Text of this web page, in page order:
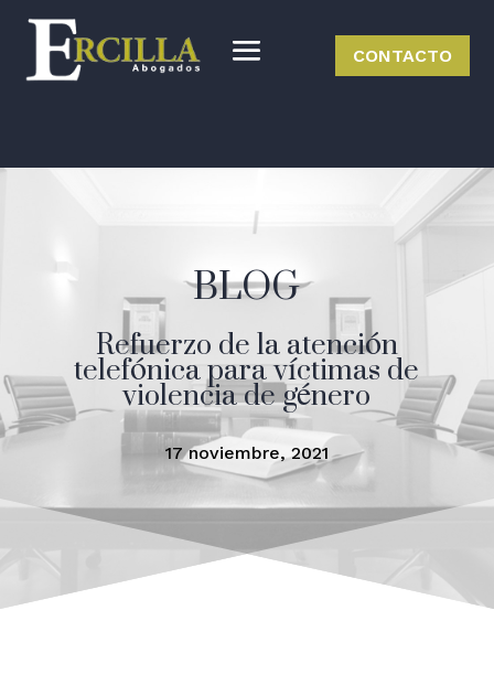
CONTACTO
BLOG
Refuerzo de la atención
telefónica para víctimas de
violencia de género
17 noviembre, 2021